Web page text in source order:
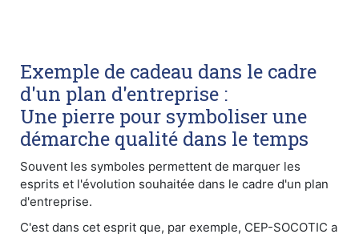
Exemple de cadeau dans le cadre
d'un plan d'entreprise :
Une pierre pour symboliser une
démarche qualité dans le temps
Souvent les symboles permettent de marquer les
esprits et l'évolution souhaitée dans le cadre d'un plan
d'entreprise.
C'est dans cet esprit que, par exemple, CEP-SOCOTIC a